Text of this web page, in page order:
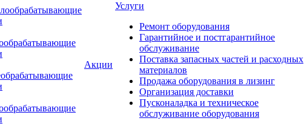
Акции
Услуги
Ремонт оборудования
Гарантийное и постгарантийное
обслуживание
Поставка запасных частей и расходных
материалов
Продажа оборудования в лизинг
Организация доставки
Пусконаладка и техническое
обслуживание оборудования